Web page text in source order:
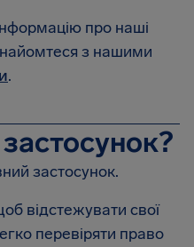
про наші
з нашими
.
застосунок.
відстежувати свої
перевіряти право